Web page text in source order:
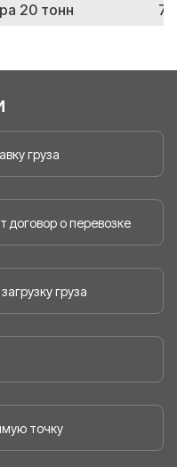
20 тонн
груза
договор о перевозке
груза
точку